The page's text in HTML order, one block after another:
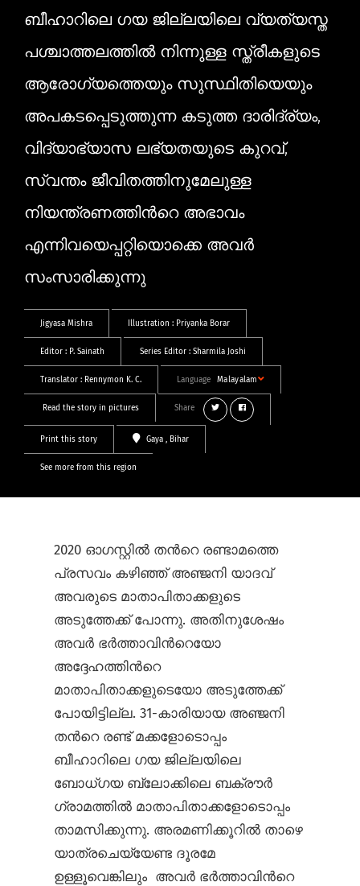
ബീഹാറിലെ ഗയ ജില്ലയിലെ വ്യത്യസ്ത
പശ്ചാത്തലത്തില്‍ നിന്നുള്ള സ്ത്രീകളുടെ
ആരോഗ്യത്തെയും സുസ്ഥിതിയെയും
അപകടപ്പെടുത്തുന്ന കടുത്ത ദാരിദ്ര്യം,
വിദ്യാഭ്യാസ ലഭ്യതയുടെ കുറവ്,
സ്വന്തം ജീവിതത്തിനുമേലുള്ള
നിയന്ത്രണത്തിന്‍റെ അഭാവം
എന്നിവയെപ്പറ്റിയൊക്കെ അവര്‍
സംസാരിക്കുന്നു
Jigyasa Mishra Illustration : Priyanka Borar
Editor : P. Sainath Series Editor : Sharmila Joshi
Translator : Rennymon K. C. Language Malayalam
Read the story in pictures Share
Print this story Gaya , Bihar
See more from this region
2020 ഓഗസ്റ്റില്‍ തന്‍റെ രണ്ടാമത്തെ
പ്രസവം കഴിഞ്ഞ് അഞ്ജനി യാദവ്
അവരുടെ മാതാപിതാക്കളുടെ
അടുത്തേക്ക് പോന്നു. അതിനുശേഷം
അവര്‍ ഭര്‍ത്താവിന്‍റെയോ
അദ്ദേഹത്തിന്‍റെ
മാതാപിതാക്കളുടെയോ അടുത്തേക്ക്
പോയിട്ടില്ല. 31-കാരിയായ അഞ്ജനി
തന്‍റെ രണ്ട് മക്കളോടൊപ്പം
ബീഹാറിലെ ഗയ ജില്ലയിലെ
ബോധ്ഗയ ബ്ലോക്കിലെ ബക്രൗര്‍
ഗ്രാമത്തില്‍ മാതാപിതാക്കളോടൊപ്പം
താമസിക്കുന്നു. അരമണിക്കൂറില്‍ താഴെ
യാത്രചെയ്യേണ്ട ദൂരമേ
ഉള്ളൂവെങ്കിലും അവര്‍ ഭര്‍ത്താവിന്‍റെ